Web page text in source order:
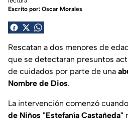
Escrito por: Oscar Morales
Rescatan a dos menores de
que se detectaran presuntos
de cuidados por parte de una
Nombre de Dios.
La intervención comenzó
de Niños "Estefanía Castañeda"